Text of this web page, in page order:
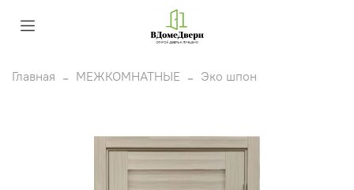
Главная МЕЖКОМНАТНЫЕ Эко шпон